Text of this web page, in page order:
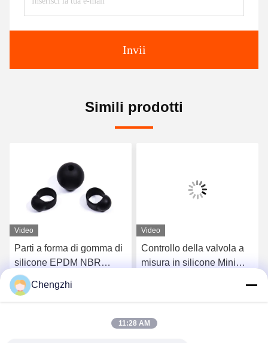
Invii
Simili prodotti
Video
Parti a forma di gomma di
silicone EPDM NBR
modellato
Parla Adesso.
Video
Controllo della valvola a
misura in silicone Mini
Parla Adesso.
Chengzhi
11:28 AM